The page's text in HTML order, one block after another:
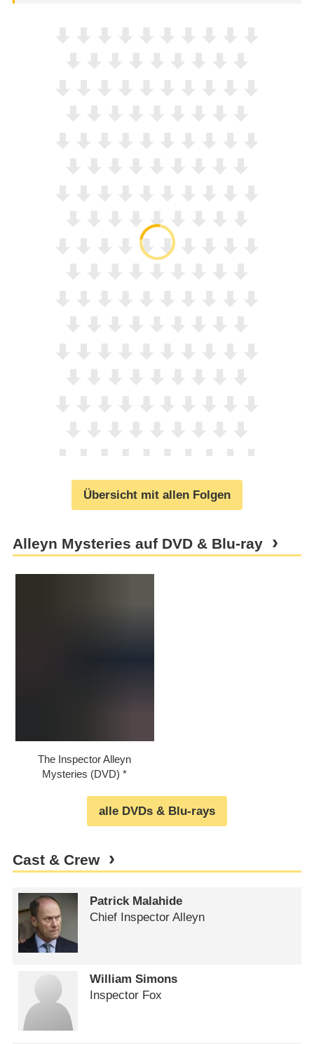
Übersicht mit allen Folgen
Alleyn Mysteries auf DVD & Blu-ray
The Inspector Alleyn
Mysteries (DVD)
alle DVDs & Blu-rays
Cast & Crew
Patrick Malahide
Chief Inspector Alleyn
William Simons
Inspector Fox